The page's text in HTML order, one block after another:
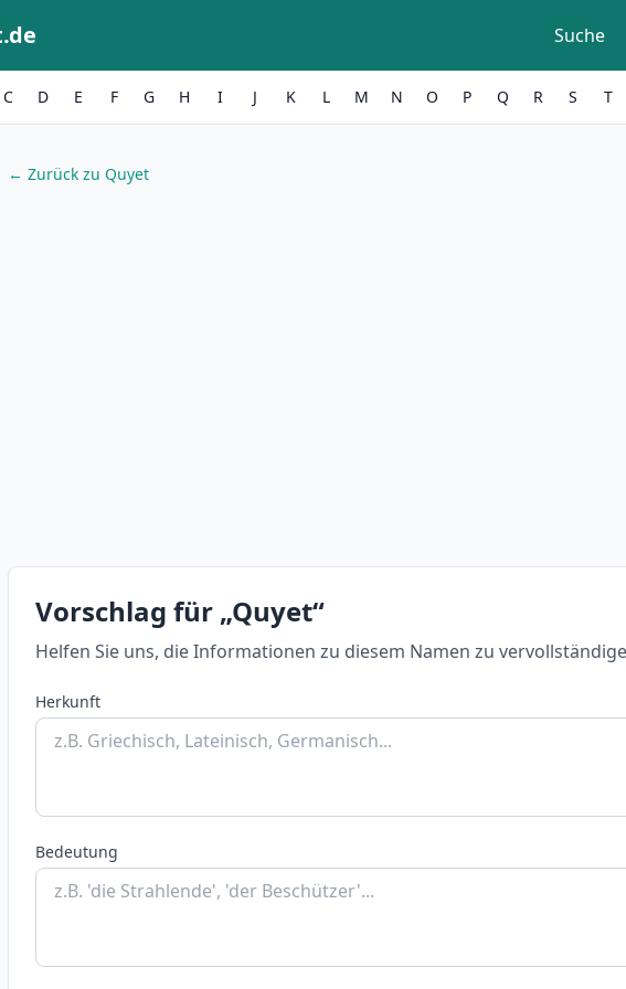
Suche
C D E F G H I J K L M N O P Q R S T
← Zurück zu Quyet
Vorschlag für „Quyet“
Helfen Sie uns, die Informationen zu diesem Namen zu
Herkunft
Bedeutung